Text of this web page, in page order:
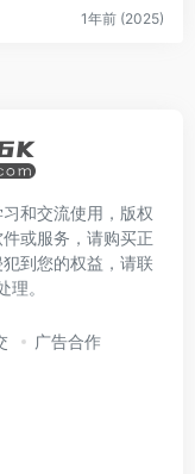
1年前 (2025)
和交流使用，版权
或服务，请购买正
到您的权益，请联
。
广告合作